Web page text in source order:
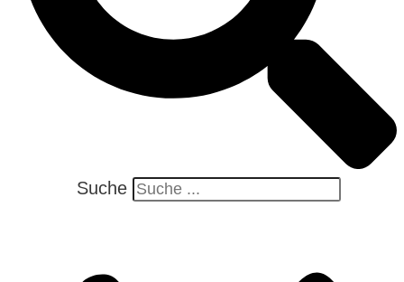
Suche